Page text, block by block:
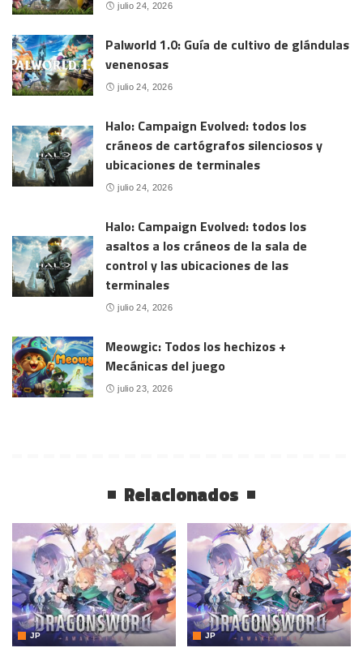
julio 24, 2026
Palworld 1.0: Guía de cultivo de glándulas
venenosas
julio 24, 2026
Halo: Campaign Evolved: todos los
cráneos de cartógrafos silenciosos y
ubicaciones de terminales
julio 24, 2026
Halo: Campaign Evolved: todos los
asaltos a los cráneos de la sala de
control y las ubicaciones de las
terminales
julio 24, 2026
Meowgic: Todos los hechizos +
Mecánicas del juego
julio 23, 2026
Relacionados
JP JP